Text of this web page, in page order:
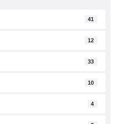
41
12
33
10
4